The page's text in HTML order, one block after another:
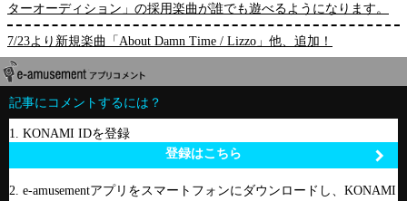
ターオーディション」の採用楽曲が誰でも遊べるようになります。
7/23より新規楽曲「About Damn Time / Lizzo」他、追加！
記事にコメントするには？
1. KONAMI IDを登録
登録はこちら
2. e-amusementアプリをスマートフォンにダウンロードし、KONAMI